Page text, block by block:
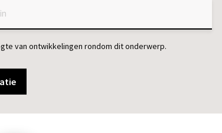
van ontwikkelingen rondom dit onderwerp.